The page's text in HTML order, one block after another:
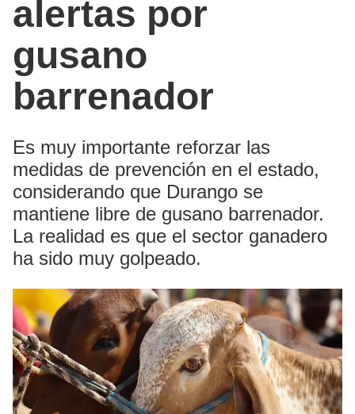
alertas por
gusano
barrenador
Es muy importante reforzar las
medidas de prevención en el estado,
considerando que Durango se
mantiene libre de gusano barrenador.
La realidad es que el sector ganadero
ha sido muy golpeado.